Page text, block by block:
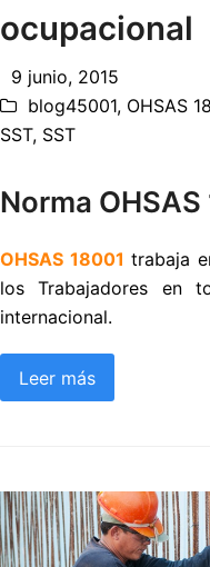
ocupacional
9 junio, 2015
blog45001, OHSAS
SST, SST
Norma OHSAS
OHSAS 18001 trabaja
los Trabajadores en
internacional.
Leer más